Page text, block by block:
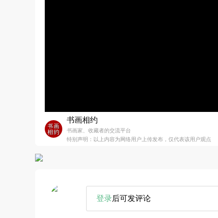
书画相约
书画家、收藏者的交流平台
特别声明：以上内容为网络用户上传发布，仅代表该用户观点
登录后可发评论